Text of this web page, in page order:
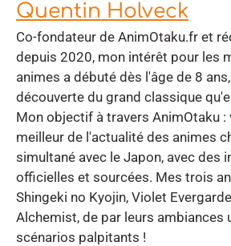
Quentin Holveck
Co-fondateur de AnimOtaku.fr et
depuis 2020, mon intérêt pour les
animes a débuté dès l'âge de 8
découverte du grand classique
Mon objectif à travers AnimOtaku
meilleur de l'actualité des animes
simultané avec le Japon, avec des
officielles et sourcées. Mes trois
Shingeki no Kyojin, Violet
Alchemist, de par leurs ambiances
scénarios palpitants !